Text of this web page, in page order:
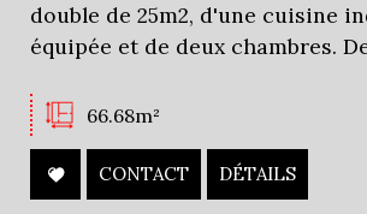
double de 25m2, d'une cuisine
équipée et de deux chambres.
66.68m²
CONTACT DÉTAILS